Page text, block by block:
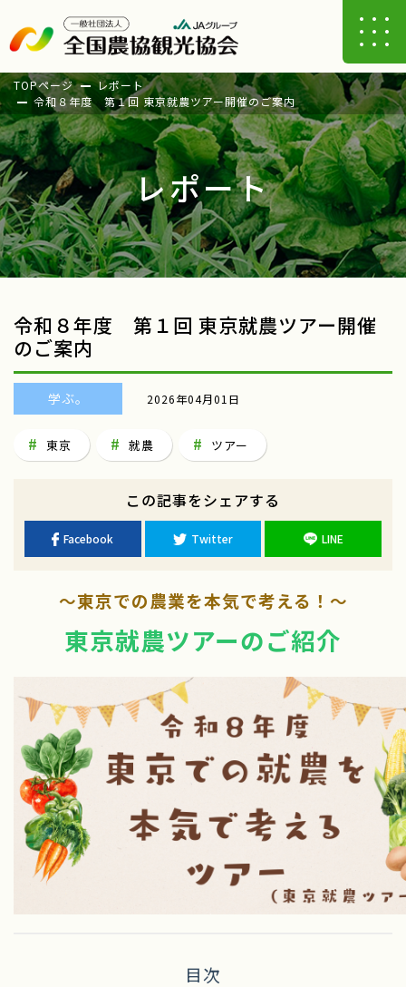
TOPページ
レポート
令和８年度 第１回 東京就農ツアー開催のご案内
レポート
令和８年度 第１回 東京就農ツアー開催
のご案内
学ぶ。 2026年04月01日
東京 就農 ツアー
この記事をシェアする
Facebook Twitter LINE
～東京での農業を本気で考える！～
東京就農ツアーのご紹介
目次